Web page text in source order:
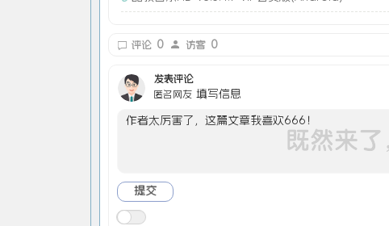
评论 0 访客 0
发表评论
匿名网友 填写信息